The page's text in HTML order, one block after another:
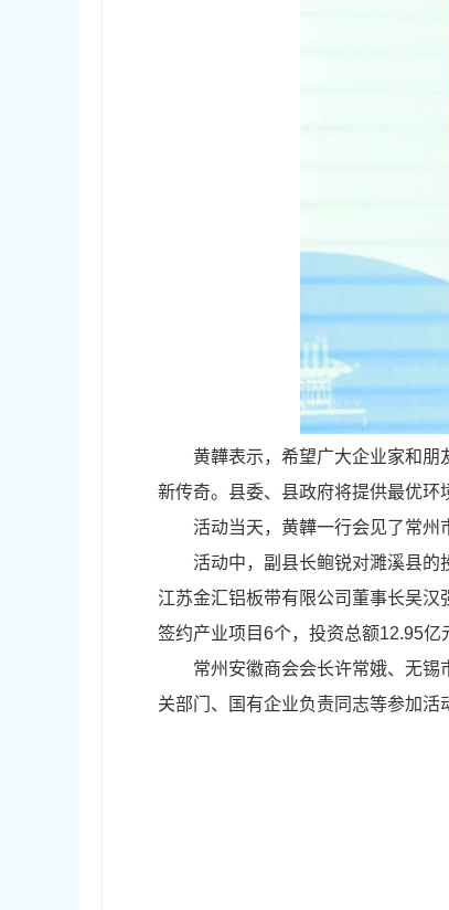
黄韡表示，希望广大企业家和
新传奇。县委、县政府将提供最优环
活动当天，黄韡一行会见了常州
活动中，副县长鲍锐对濉溪县的
江苏金汇铝板带有限公司董事长吴
签约产业项目6个，投资总额12.95亿
常州安徽商会会长许常娥、无
关部门、国有企业负责同志等参加活